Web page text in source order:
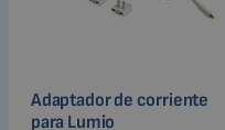
Adaptador de corriente
para Lumio